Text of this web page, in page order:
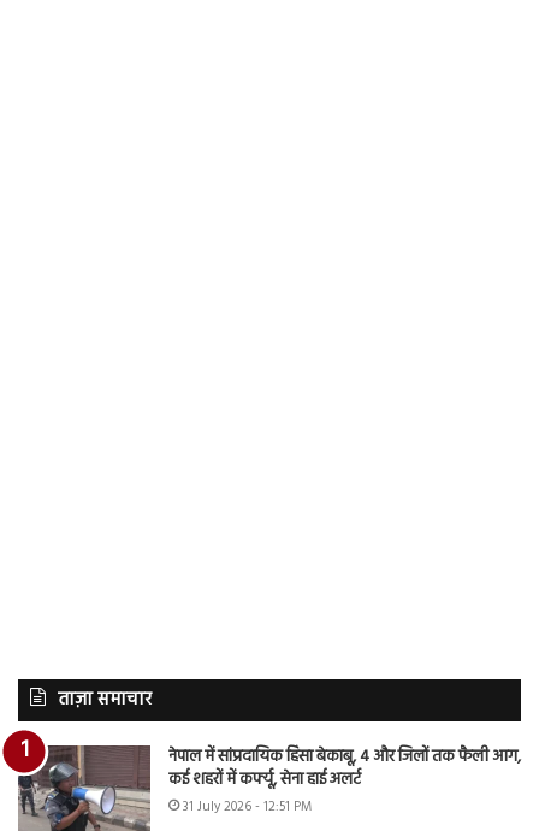
ताज़ा समाचार
नेपाल में सांप्रदायिक हिंसा बेकाबू, 4 और जिलों तक फैली आग,
कई शहरों में कर्फ्यू, सेना हाई अलर्ट
31 July 2026 - 12:51 PM